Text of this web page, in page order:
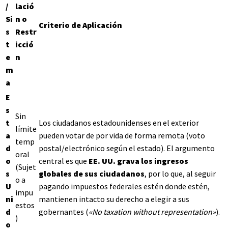
/
Si
s
t
e
m
a
lació
n o
Restr
icció
n
Criterio de Aplicación
E
s
t
a
d
o
s
U
ni
d
o
Sin
límite
temp
oral
(Sujet
o a
impu
estos
)
Los ciudadanos estadounidenses en el exterior
pueden votar de por vida de forma remota (voto
postal/electrónico según el estado). El argumento
central es que EE. UU. grava los ingresos
globales de sus ciudadanos, por lo que, al seguir
pagando impuestos federales estén donde estén,
mantienen intacto su derecho a elegir a sus
gobernantes («No taxation without representation»).